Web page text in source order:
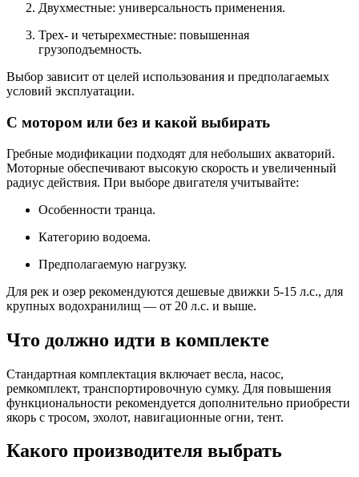
Двухместные: универсальность применения.
Трех- и четырехместные: повышенная
грузоподъемность.
Выбор зависит от целей использования и предполагаемых
условий эксплуатации.
С мотором или без и какой выбирать
Гребные модификации подходят для небольших акваторий.
Моторные обеспечивают высокую скорость и увеличенный
радиус действия. При выборе двигателя учитывайте:
Особенности транца.
Категорию водоема.
Предполагаемую нагрузку.
Для рек и озер рекомендуются дешевые движки 5-15 л.с., для
крупных водохранилищ — от 20 л.с. и выше.
Что должно идти в комплекте
Стандартная комплектация включает весла, насос,
ремкомплект, транспортировочную сумку. Для повышения
функциональности рекомендуется дополнительно приобрести
якорь с тросом, эхолот, навигационные огни, тент.
Какого производителя выбрать